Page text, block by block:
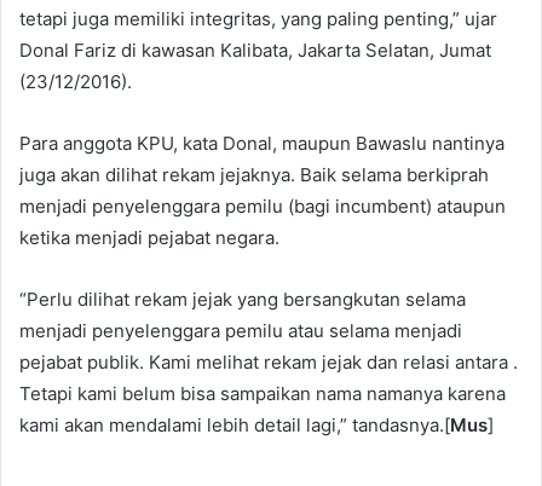
tetapi juga memiliki integritas, yang paling penting,” ujar
Donal Fariz di kawasan Kalibata, Jakarta Selatan, Jumat
(23/12/2016).
Para anggota KPU, kata Donal, maupun Bawaslu nantinya
juga akan dilihat rekam jejaknya. Baik selama berkiprah
menjadi penyelenggara pemilu (bagi incumbent) ataupun
ketika menjadi pejabat negara.
“Perlu dilihat rekam jejak yang bersangkutan selama
menjadi penyelenggara pemilu atau selama menjadi
pejabat publik. Kami melihat rekam jejak dan relasi antara .
Tetapi kami belum bisa sampaikan nama namanya karena
kami akan mendalami lebih detail lagi,” tandasnya.[Mus]